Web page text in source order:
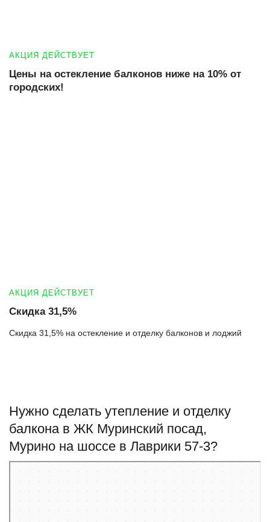
АКЦИЯ ДЕЙСТВУЕТ
Цены на остекление балконов ниже на 10% от
городских!
АКЦИЯ ДЕЙСТВУЕТ
Скидка 31,5%
Скидка 31,5% на остекление и отделку балконов и лоджий
Нужно сделать утепление и отделку
балкона в ЖК Муринский посад,
Мурино на шоссе в Лаврики 57-3?